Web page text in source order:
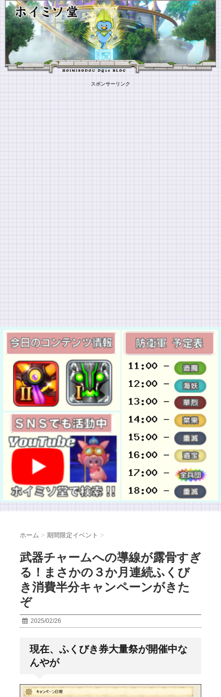
スポンサーリンク
ホーム > 期間限定イベント >
武器チャームへの導線が露骨すぎ
る！まさかの３か月連続ふくび
き消費半分キャンペーンがきた
ぞ
2025/02/26
現在、ふくびき券大量祭が開催中な
んやが